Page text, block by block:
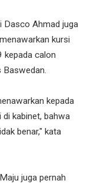
Dasco Ahmad juga
kursi
kepada calon
Baswedan.
kepada
di kabinet, bahwa
benar," kata
juga pernah